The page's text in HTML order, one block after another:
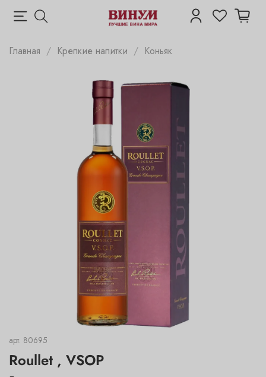
Главная Крепкие напитки Коньяк
арт. 80695
Roullet , VSOP